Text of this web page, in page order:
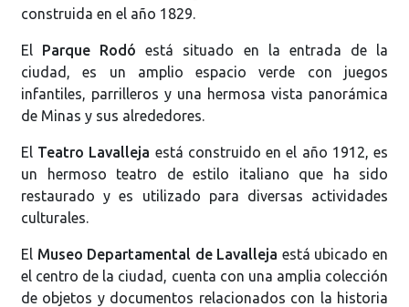
construida en el año 1829.
El Parque Rodóestá situado en la entrada de la
ciudad, es un amplio espacio verde con juegos
infantiles, parrilleros y una hermosa vista panorámica
de Minas y sus alrededores.
El Teatro Lavalleja está construido en el año 1912, es
un hermoso teatro de estilo italiano que ha sido
restaurado y es utilizado para diversas actividades
culturales.
El Museo Departamental de Lavalleja está ubicado en
el centro de la ciudad, cuenta con una amplia colección
de objetos y documentos relacionados con la historia